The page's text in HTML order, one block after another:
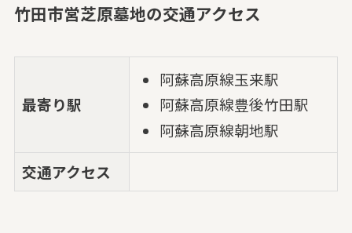
竹田市営芝原墓地の交通アクセス
最寄り駅
阿蘇高原線玉来駅
阿蘇高原線豊後竹田駅
阿蘇高原線朝地駅
交通アクセス